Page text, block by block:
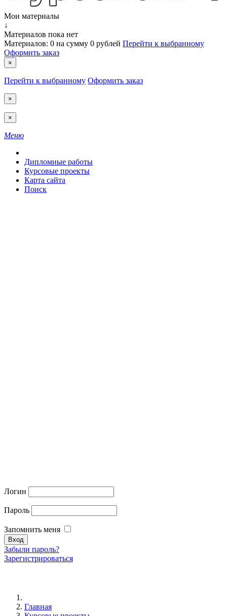
Мои материалы
↓
Материалов пока нет
Материалов: 0 на сумму 0 рублей Перейти к выбранному
Оформить заказ
×
Перейти к выбранному Оформить заказ
×
×
Меню
Дипломные работы
Курсовые проекты
Карта сайта
Поиск
Логин
Пароль
Запомнить меня
Забыли пароль?
Зарегистрироваться
Главная